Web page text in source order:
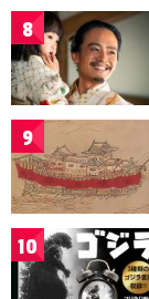
8
9
10